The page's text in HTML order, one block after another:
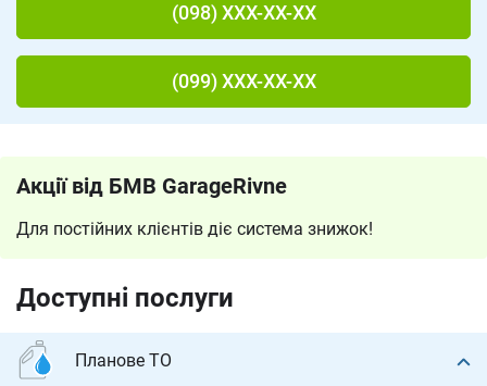
(098) XXX-XX-XX
(099) XXX-XX-XX
Акції від БМВ GarageRivne
Для постійних клієнтів діє система знижок!
Доступні послуги
Планове ТО